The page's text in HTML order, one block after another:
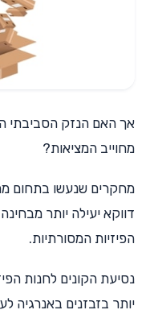
אך האם הנזק הסביבתי
מחוייב המציאות?
מחקרים שנעשו בתחום
דווקא יעילה יותר
הפיזיות המסורתיות.
נסיעת הקונים לחנות
יותר בזבזנים באנרגיה